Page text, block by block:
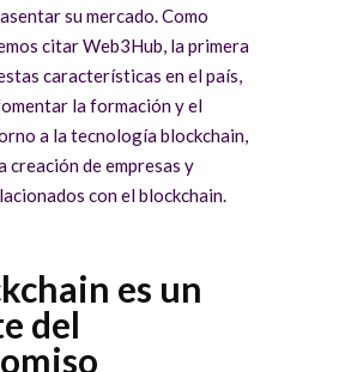
su mercado. Como
citar Web3Hub, la primera
características en el país,
la formación y el
a la tecnología blockchain,
creación de empresas y
con el blockchain.
es un
del